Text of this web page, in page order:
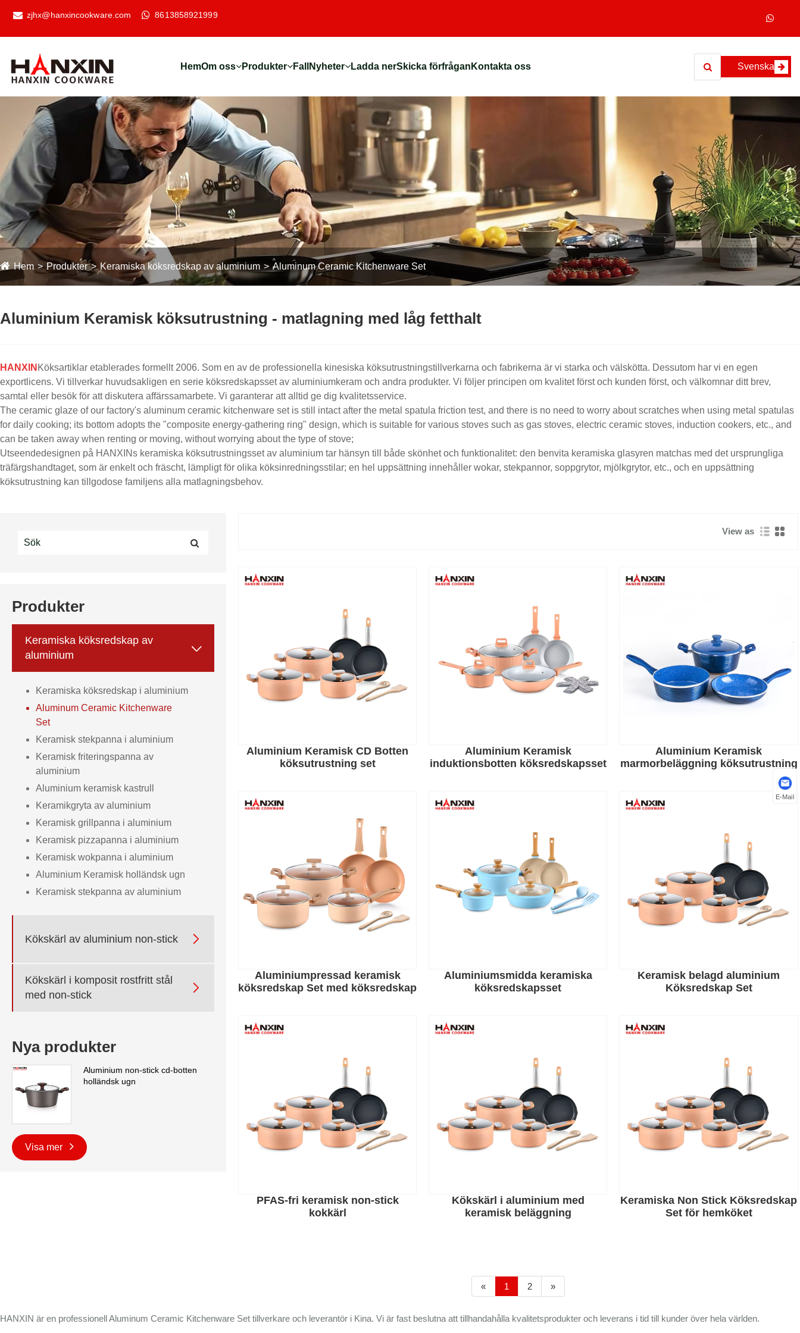
zjhx@hanxincookware.com 8613858921999
HemOm oss Produkter Fall Nyheter Ladda nerSkicka förfrågan Kontakta oss Svenska
Hem Produkter Keramiska köksredskap av aluminium Aluminum Ceramic Kitchenware Set
Aluminium Keramisk köksutrustning - matlagning med låg fetthalt
HANXIN Köksartiklar etablerades formellt 2006. Som en av de professionella kinesiska köksutrustningstillverkarna och fabrikerna är vi starka och välskötta. Dessutom har vi en egen
exportlicens. Vi tillverkar huvudsakligen en serie köksredskapsset av aluminiumkeram och andra produkter. Vi följer principen om kvalitet först och kunden först, och välkomnar ditt brev,
samtal eller besök för att diskutera affärssamarbete. Vi garanterar att alltid ge dig kvalitetsservice.
The ceramic glaze of our factory's aluminum ceramic kitchenware set is still intact after the metal spatula friction test, and there is no need to worry about scratches when using metal spatulas
for daily cooking; its bottom adopts the "composite energy-gathering ring" design, which is suitable for various stoves such as gas stoves, electric ceramic stoves, induction cookers, etc., and
can be taken away when renting or moving, without worrying about the type of stove;
Utseendedesignen på HANXINs keramiska köksutrustningsset av aluminium tar hänsyn till både skönhet och funktionalitet: den benvita keramiska glasyren matchas med det ursprungliga
träfärgshandtaget, som är enkelt och fräscht, lämpligt för olika köksinredningsstilar; en hel uppsättning innehåller wokar, stekpannor, soppgrytor, mjölkgrytor, etc., och en uppsättning
köksutrustning kan tillgodose familjens alla matlagningsbehov.
Produkter
Keramiska köksredskap av
aluminium

Keramiska köksredskap i aluminium
Aluminum Ceramic Kitchenware
Set
Keramisk stekpanna i aluminium
Keramisk friteringspanna av
aluminium
Aluminium keramisk kastrull
Keramikgryta av aluminium
Keramisk grillpanna i aluminium
Keramisk pizzapanna i aluminium
Keramisk wokpanna i aluminium
Aluminium Keramisk holländsk ugn
Keramisk stekpanna av aluminium
Kökskärl av aluminium non-stick 
Kökskärl i komposit rostfritt stål
med non-stick

Nya produkter
Aluminium non-stick cd-botten
holländsk ugn
Visa mer
View as
Aluminium Keramisk CD Botten
köksutrustning set
Aluminium Keramisk
induktionsbotten köksredskapsset
Aluminium Keramisk
marmorbeläggning köksutrustning
Aluminiumpressad keramisk
köksredskap Set med köksredskap
Aluminiumsmidda keramiska
köksredskapsset
Keramisk belagd aluminium
Köksredskap Set
PFAS-fri keramisk non-stick
kokkärl
Kökskärl i aluminium med
keramisk beläggning
Keramiska Non Stick Köksredskap
Set för hemköket
« 1 2 »
HANXIN är en professionell Aluminum Ceramic Kitchenware Set tillverkare och leverantör i Kina. Vi är fast beslutna att tillhandahålla kvalitetsprodukter och leverans i tid till kunder över hela världen.
E-Mail